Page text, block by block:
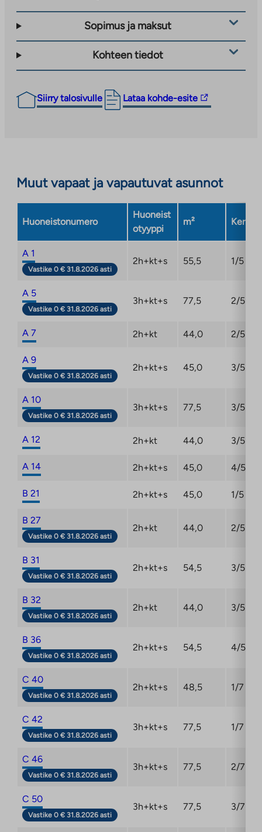
Sopimus ja maksut
Kohteen tiedot
Siirry talosivulle Lataa kohde-esite
Linkki
vie
uuteen
Muut vapaat ja vapautuvat asunnot
Huoneistonumero
Huoneist
otyyppi
m² Kerros
A 1
Vastike 0 € 31.8.2026 asti
2h+kt+s 55,5 1/5
A 5
Vastike 0 € 31.8.2026 asti
3h+kt+s 77,5 2/5
A 7 2h+kt 44,0 2/5
A 9
Vastike 0 € 31.8.2026 asti
2h+kt+s 45,0 3/5
A 10
Vastike 0 € 31.8.2026 asti
3h+kt+s 77,5 3/5
A 12 2h+kt 44,0 3/5
A 14 2h+kt+s 45,0 4/5
B 21 2h+kt+s 45,0 1/5
B 27
Vastike 0 € 31.8.2026 asti
2h+kt 44,0 2/5
B 31
Vastike 0 € 31.8.2026 asti
2h+kt+s 54,5 3/5
B 32
Vastike 0 € 31.8.2026 asti
2h+kt 44,0 3/5
B 36
Vastike 0 € 31.8.2026 asti
2h+kt+s 54,5 4/5
C 40
Vastike 0 € 31.8.2026 asti
2h+kt+s 48,5 1/7
C 42
Vastike 0 € 31.8.2026 asti
3h+kt+s 77,5 1/7
C 46
Vastike 0 € 31.8.2026 asti
3h+kt+s 77,5 2/7
C 50
Vastike 0 € 31.8.2026 asti
3h+kt+s 77,5 3/7